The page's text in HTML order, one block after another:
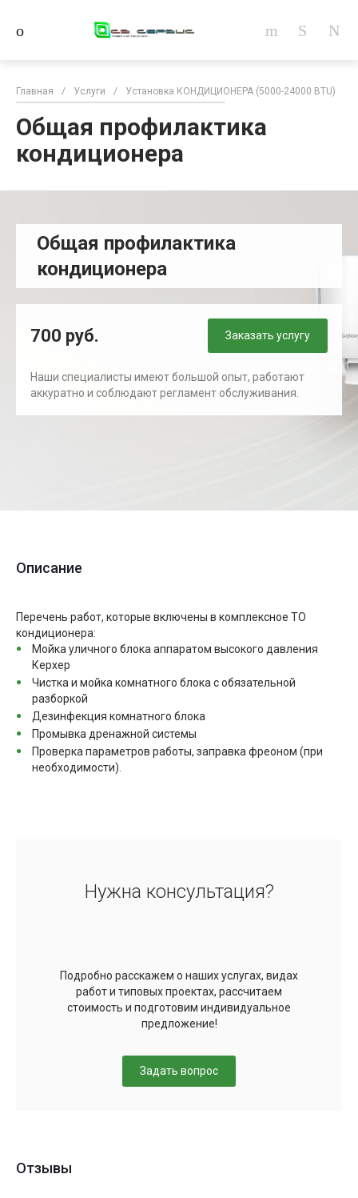
Главная / Услуги / Установка КОНДИЦИОНЕРА (5000-24000 BTU)
Общая профилактика
кондиционера
Общая профилактика
кондиционера
700 руб. Заказать услугу
Наши специалисты имеют большой опыт, работают
аккуратно и соблюдают регламент обслуживания.
Описание
Перечень работ, которые включены в комплексное ТО
кондиционера:
Мойка уличного блока аппаратом высокого давления
Керхер
Чистка и мойка комнатного блока с обязательной
разборкой
Дезинфекция комнатного блока
Промывка дренажной системы
Проверка параметров работы, заправка фреоном (при
необходимости).
Нужна консультация?
Подробно расскажем о наших услугах, видах
работ и типовых проектах, рассчитаем
стоимость и подготовим индивидуальное
предложение!
Задать вопрос
Отзывы